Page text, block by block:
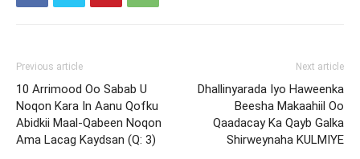
Previous article
10 Arrimood Oo Sabab U
Noqon Kara In Aanu Qofku
Abidkii Maal-Qabeen Noqon
Ama Lacag Kaydsan (Q: 3)
Next article
Dhallinyarada Iyo Haweenka
Beesha Makaahiil Oo
Qaadacay Ka Qayb Galka
Shirweynaha KULMIYE